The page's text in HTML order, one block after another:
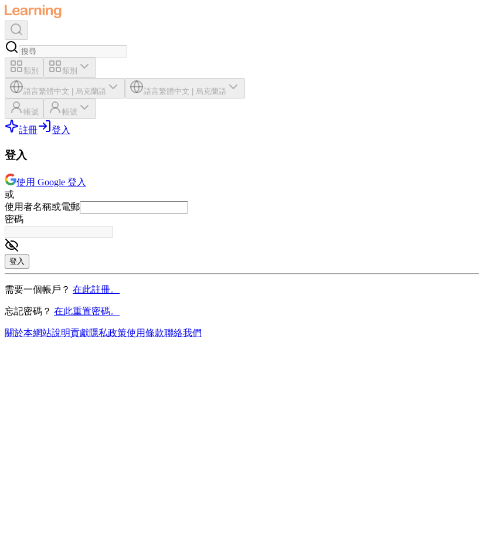
類別 類別
語言繁體中文 烏克蘭語 語言繁體中文 烏克蘭語
帳號 帳號
註冊 登入
登入
使用 Google 登入
或
使用者名稱或電郵
密碼
登入
需要一個帳戶？ 在此註冊。
忘記密碼？ 在此重置密碼。
關於本網站說明貢獻隱私政策使用條款聯絡我們